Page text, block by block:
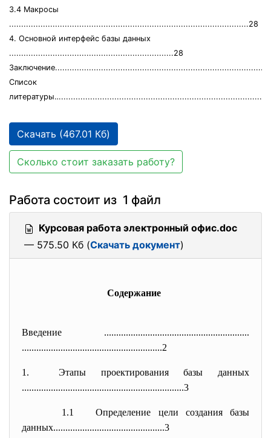
3.4 Макросы
...................................................................................................28
4. Основной интерфейс базы данных
....................................................................28
Список
Скачать (467.01 Кб)
Сколько стоит заказать работу?
Работа состоит из 1 файл
Курсовая работа электронный офис.doc
— 575.50 Кб (Скачать документ)
Содержание
Введение ............................................................
..........................................................2
1. Этапы проектирования базы данных
...................................................................3
1.1 Определение цели создания базы
данных..............................................3